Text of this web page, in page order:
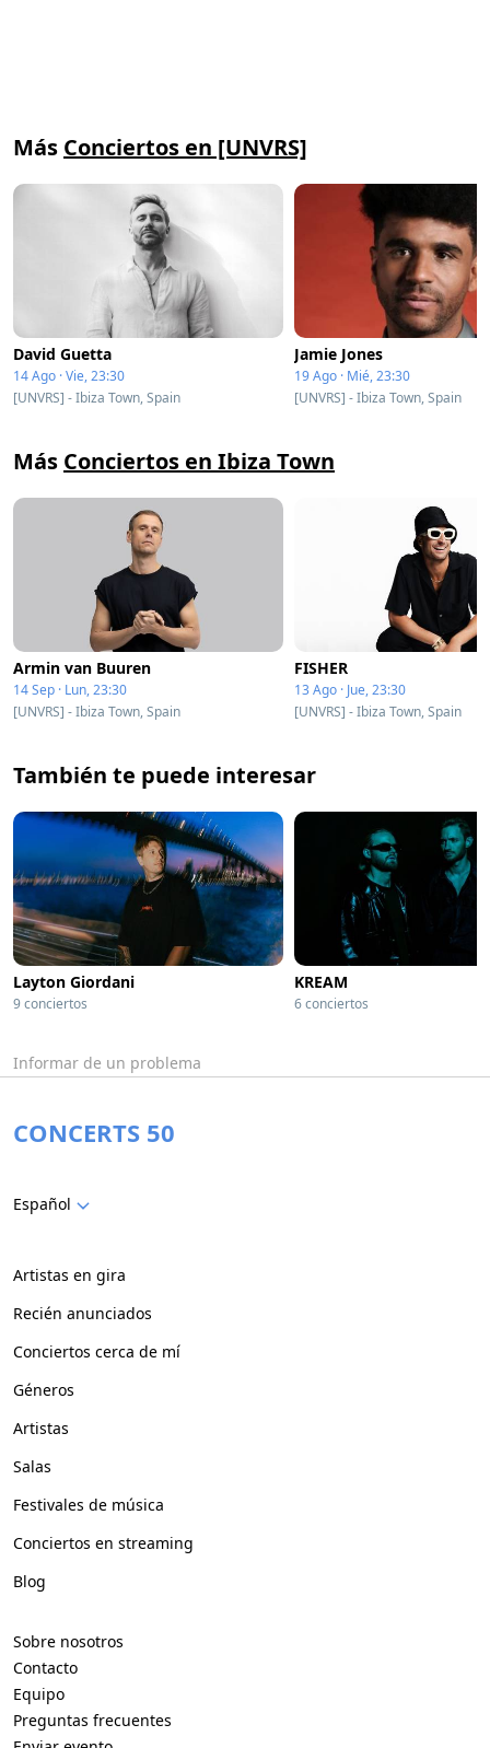
Más Conciertos en [UNVRS]
David Guetta
14 Ago · Vie, 23:30
[UNVRS] - Ibiza Town, Spain
Jamie Jones
19 Ago · Mié, 23:30
[UNVRS] - Ibiza Town, Spain
Más Conciertos en Ibiza Town
Armin van Buuren
14 Sep · Lun, 23:30
[UNVRS] - Ibiza Town, Spain
FISHER
13 Ago · Jue, 23:30
[UNVRS] - Ibiza Town, Spain
También te puede interesar
Layton Giordani
9 conciertos
KREAM
6 conciertos
Informar de un problema
CONCERTS 50
Español
Artistas en gira
Recién anunciados
Conciertos cerca de mí
Géneros
Artistas
Salas
Festivales de música
Conciertos en streaming
Blog
Sobre nosotros
Contacto
Equipo
Preguntas frecuentes